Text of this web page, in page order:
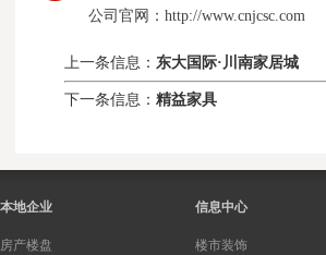
公司官网：http://www.cnjcsc.com
上一条信息： 东大国际·川南家居城
下一条信息： 精益家具
本地企业
房产楼盘
信息中心
楼市装饰